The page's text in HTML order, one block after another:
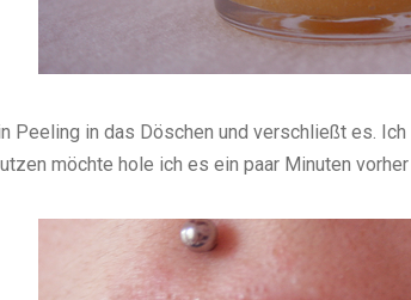
Peeling in das Döschen und verschließt es.
möchte hole ich es ein paar Minuten